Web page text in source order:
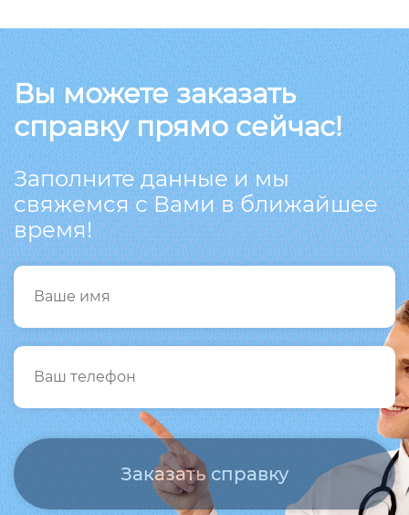
Вы можете заказать
справку прямо сейчас!
Заполните данные и мы
свяжемся с Вами в ближайшее
время!